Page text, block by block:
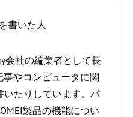
書いた人
会社の編集者として長
事やコンピュータに関
いたりしています。パ
製品の機能につい